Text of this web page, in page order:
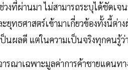
งที่ผ่านมา ไม่สามารถระบุได้ชัดเจ
ยุทธศาสตร์เข้ามาเกี่ยวข้องทั้งนี้ต่
นผลดี แต่ในความเป็นจริงทุกคนรู้
รณาเฉพาะมูลค่าการค้าชายแดนท